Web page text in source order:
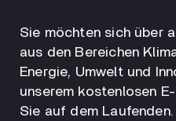
Sie möchten sich über
aus den Bereichen
Energie, Umwelt und
unserem kostenlosen
Sie auf dem Laufenden.